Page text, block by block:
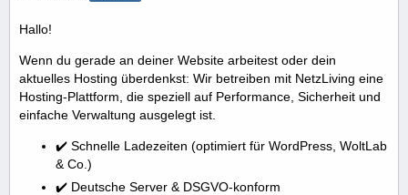
Hallo!
Wenn du gerade an deiner Website arbeitest oder dein
aktuelles Hosting überdenkst: Wir betreiben mit NetzLiving eine
Hosting-Plattform, die speziell auf Performance, Sicherheit und
einfache Verwaltung ausgelegt ist.
✔️ Schnelle Ladezeiten (optimiert für WordPress, WoltLab
& Co.)
✔️ Deutsche Server & DSGVO-konform